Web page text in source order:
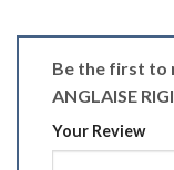
Be the first to
ANGLAISE
Your Review